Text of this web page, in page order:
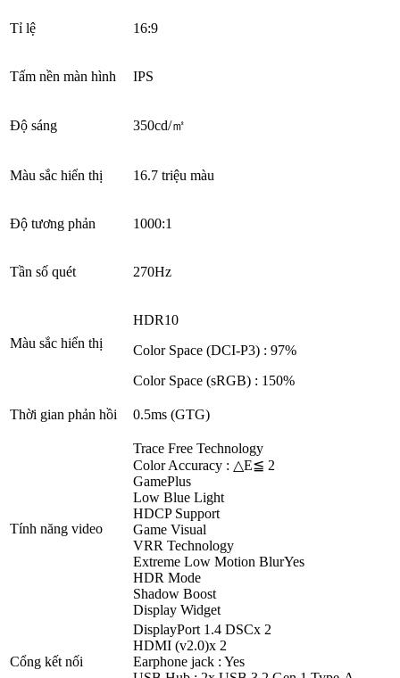
Tỉ lệ 16:9
Tấm nền màn hình IPS
Độ sáng 350cd/㎡
Màu sắc hiển thị 16.7 triệu màu
Độ tương phản 1000:1
Tần số quét 270Hz
Màu sắc hiển thị
HDR10
Color Space (DCI-P3) : 97%
Color Space (sRGB) : 150%
Thời gian phản hồi 0.5ms (GTG)
Tính năng video
Trace Free Technology
Color Accuracy : △E≦ 2
GamePlus
Low Blue Light
HDCP Support
Game Visual
VRR Technology
Extreme Low Motion BlurYes
HDR Mode
Shadow Boost
Display Widget
Cổng kết nối
DisplayPort 1.4 DSCx 2
HDMI (v2.0)x 2
Earphone jack : Yes